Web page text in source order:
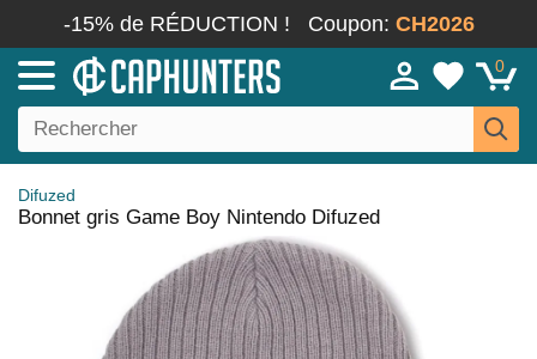
-15% de RÉDUCTION ! Coupon: CH2026
0
Difuzed
Bonnet gris Game Boy Nintendo Difuzed